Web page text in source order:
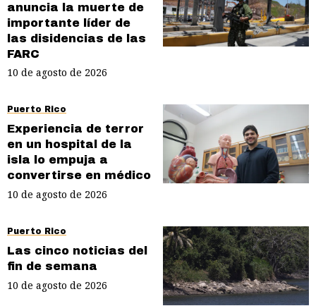
anuncia la muerte de
importante líder de
las disidencias de las
FARC
10 de agosto de 2026
Puerto Rico
Experiencia de terror
en un hospital de la
isla lo empuja a
convertirse en médico
10 de agosto de 2026
Puerto Rico
Las cinco noticias del
fin de semana
10 de agosto de 2026